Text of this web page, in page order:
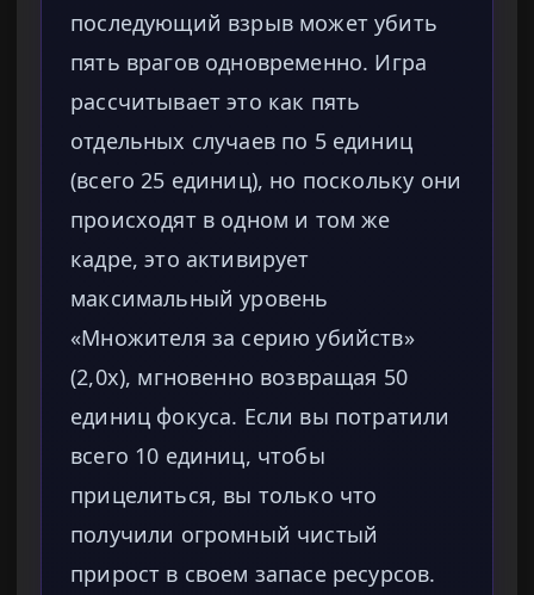
последующий взрыв может убить
пять врагов одновременно. Игра
рассчитывает это как пять
отдельных случаев по 5 единиц
(всего 25 единиц), но поскольку они
происходят в одном и том же
кадре, это активирует
максимальный уровень
«Множителя за серию убийств»
(2,0x), мгновенно возвращая 50
единиц фокуса. Если вы потратили
всего 10 единиц, чтобы
прицелиться, вы только что
получили огромный чистый
прирост в своем запасе ресурсов.